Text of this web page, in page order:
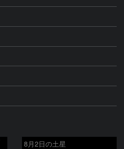
8月2日の土星